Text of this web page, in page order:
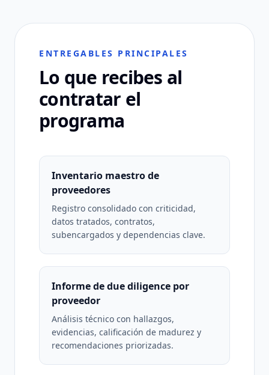
ENTREGABLES PRINCIPALES
Lo que recibes al
contratar el
programa
Inventario maestro de
proveedores
Registro consolidado con criticidad,
datos tratados, contratos,
subencargados y dependencias clave.
Informe de due diligence por
proveedor
Análisis técnico con hallazgos,
evidencias, calificación de madurez y
recomendaciones priorizadas.